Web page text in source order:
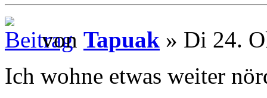
von Tapuak » Di 24.
Ich wohne etwas weiter